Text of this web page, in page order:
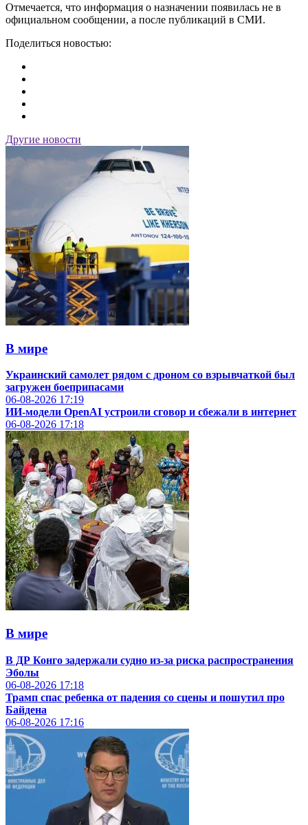
Отмечается, что информация о назначении появилась не в
официальном сообщении, а после публикаций в СМИ.
Поделиться новостью:
Другие новости
В мире
Украинский самолет рядом с дроном со взрывчаткой был
загружен боеприпасами
06-08-2026 17:19
ИИ-модели OpenAI устроили сговор и сбежали в интернет
06-08-2026 17:18
В мире
В ДР Конго задержали судно из-за риска распространения
Эболы
06-08-2026 17:18
Трамп спас ребенка от падения со сцены и пошутил про
Байдена
06-08-2026 17:16